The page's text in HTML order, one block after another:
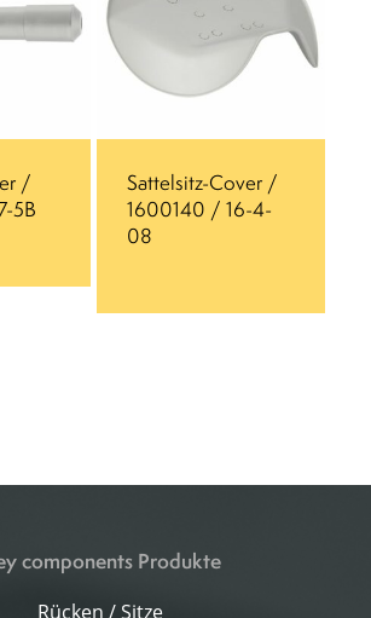
/
5B
Sattelsitz-Cover /
1600140 / 16-4-
08
components Produkte
Rücken / Sitze